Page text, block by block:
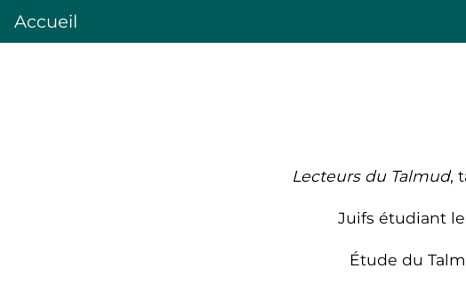
Accueil
Lecteurs du Talmud,
Juifs étudiant
Étude du